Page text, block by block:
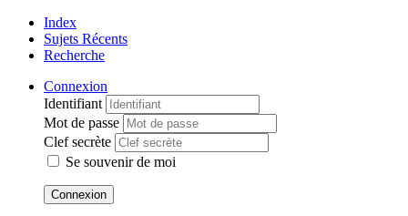
Index
Sujets Récents
Recherche
Connexion
Identifiant
Mot de passe
Clef secrète
Se souvenir de moi
Connexion